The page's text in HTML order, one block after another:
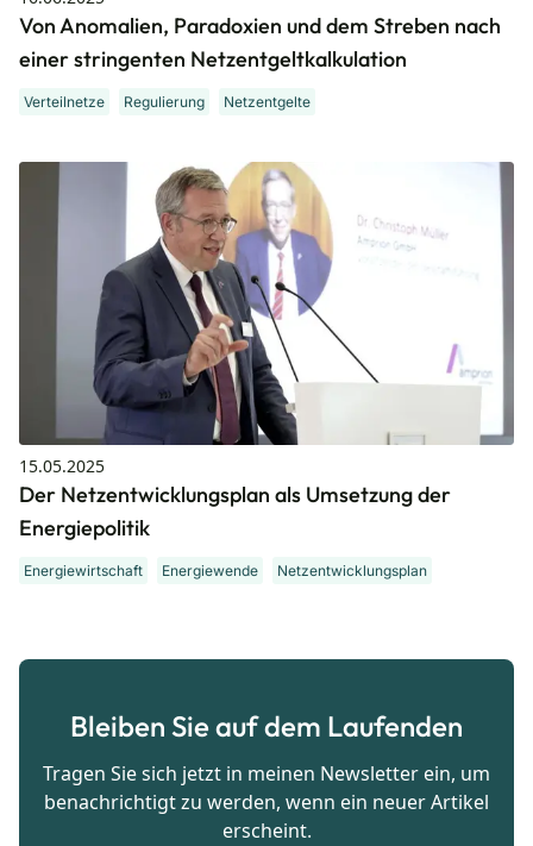
Von Anomalien, Paradoxien und dem Streben nach
einer stringenten Netzentgeltkalkulation
Verteilnetze Regulierung Netzentgelte
15.05.2025
Der Netzentwicklungsplan als Umsetzung der
Energiepolitik
Energiewirtschaft Energiewende Netzentwicklungsplan
Bleiben Sie auf dem Laufenden
Tragen Sie sich jetzt in meinen Newsletter ein, um
benachrichtigt zu werden, wenn ein neuer Artikel
erscheint.